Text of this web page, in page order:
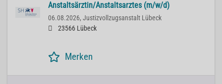
Anstaltsärztin/Anstaltsarztes (m/w/d)
06.08.2026, Justizvollzugsanstalt Lübeck
23566 Lübeck
Merken